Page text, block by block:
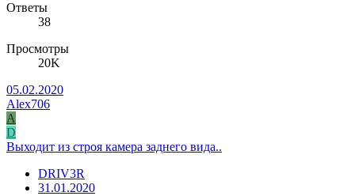
Ответы
38
Просмотры
20K
05.02.2020
Alex706
A
D
Выходит из строя камера заднего вида..
DRIV3R
31.01.2020